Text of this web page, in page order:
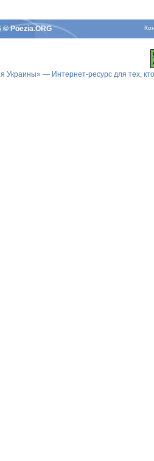
© Poezia.ORG
Украины» — Интернет-ресурс для тех,